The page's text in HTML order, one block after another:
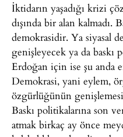
İktidarın yaşadığı krizi
dışında bir alan kalmadı.
demokrasidir. Ya siyasal
genişleyecek ya da baskı
Erdoğan için ise şu anda
Demokrasi, yani eylem,
özgürlüğünün
Baskı politikalarına son
atmak birkaç ay önce